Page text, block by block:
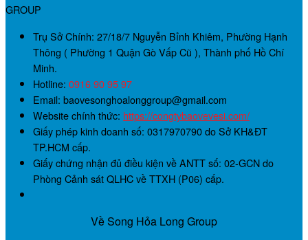
GROUP
Trụ Sở Chính: 27/18/7 Nguyễn Bỉnh Khiêm, Phường Hạnh
Thông ( Phường 1 Quận Gò Vấp Cũ ), Thành phố Hồ Chí
Minh.
Hotline: 0916 90 95 97
Email: baovesonghoalonggroup@gmail.com
Website chính thức: https://congtybaovevesi.com/
Giấy phép kinh doanh số: 0317970790do Sở KH&ĐT
TP.HCM cấp.
Giấy chứng nhận đủ điều kiện về ANTT số: 02-GCNdo
Phòng Cảnh sát QLHC về TTXH (P06) cấp.
Về Song Hỏa Long Group